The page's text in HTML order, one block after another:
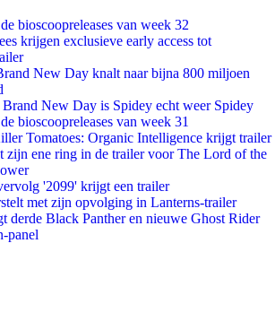
bioscoopreleases van week 32
krijgen exclusieve early access tot
New Day knalt naar bijna 800 miljoen
New Day is Spidey echt weer Spidey
bioscoopreleases van week 31
Tomatoes: Organic Intelligence krijgt trailer
zijn ene ring in de trailer voor The Lord of the
'2099' krijgt een trailer
met zijn opvolging in Lanterns-trailer
derde Black Panther en nieuwe Ghost Rider
panel